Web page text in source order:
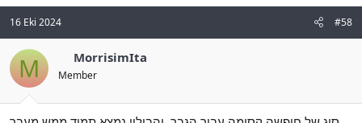
16 Eki 2024 #58
M MorrisimIta
Member